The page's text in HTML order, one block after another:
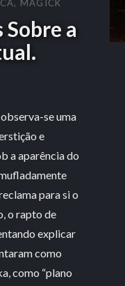
, MAGICK
a
se uma
e
a aparência do
para si o
o rapto de
explicar
como
como “plano